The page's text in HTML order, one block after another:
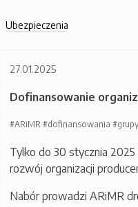
Ubezpieczenia
27.01.2025
Dofinansowanie
#ARiMR #dofinansowania
Tylko do 30 stycznia
rozwój organizacji
Nabór prowadzi ARiMR